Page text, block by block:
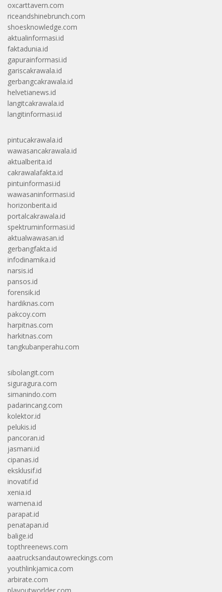
oxcarttavern.com
riceandshinebrunch.com
shoesknowledge.com
aktualinformasi.id
faktadunia.id
gapurainformasi.id
gariscakrawala.id
gerbangcakrawala.id
helvetianews.id
langitcakrawala.id
langitinformasi.id
pintucakrawala.id
wawasancakrawala.id
aktualberita.id
cakrawalafakta.id
pintuinformasi.id
wawasaninformasi.id
horizonberita.id
portalcakrawala.id
spektruminformasi.id
aktualwawasan.id
gerbangfakta.id
infodinamika.id
narsis.id
pansos.id
forensik.id
hardiknas.com
pakcoy.com
harpitnas.com
harkitnas.com
tangkubanperahu.com
sibolangit.com
siguragura.com
simanindo.com
padarincang.com
kolektor.id
pelukis.id
pancoran.id
jasmani.id
cipanas.id
eksklusif.id
inovatif.id
xenia.id
wamena.id
parapat.id
penatapan.id
balige.id
topthreenews.com
aaatrucksandautowreckings.com
youthlinkjamica.com
arbirate.com